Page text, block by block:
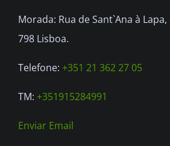
Morada: Rua de Sant`Ana à Lapa,
798 Lisboa.
Telefone: +351 21 362 27 05
TM: +351915284991
Enviar Email